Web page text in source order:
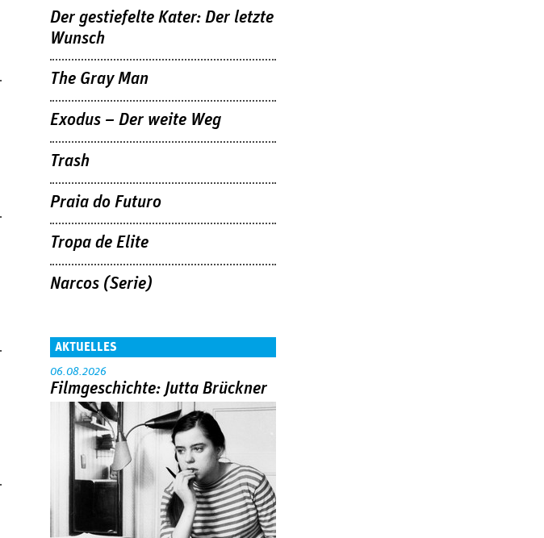
Der gestiefelte Kater: Der letzte
Wunsch
The Gray Man
Exodus – Der weite Weg
Trash
Praia do Futuro
Tropa de Elite
Narcos (Serie)
AKTUELLES
06.08.2026
Filmgeschichte: Jutta Brückner